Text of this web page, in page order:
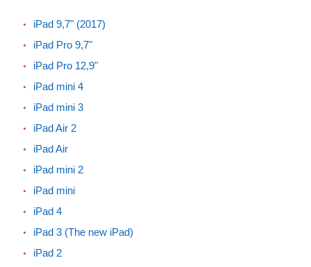
iPad 9,7" (2017)
iPad Pro 9,7"
iPad Pro 12,9"
iPad mini 4
iPad mini 3
iPad Air 2
iPad Air
iPad mini 2
iPad mini
iPad 4
iPad 3 (The new iPad)
iPad 2